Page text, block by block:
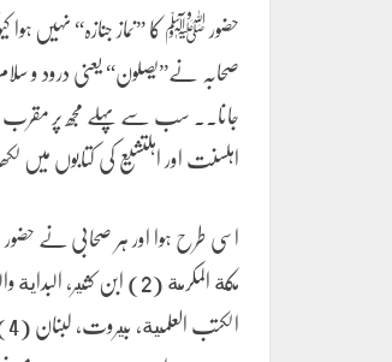
حضور ﷺ کا ”نماز جنازہ“ نہیں
جانا۔۔ سب سے پہلے مجھ پر مقرب
اہلسنت اور اہلتشیع کی کتابوں میں